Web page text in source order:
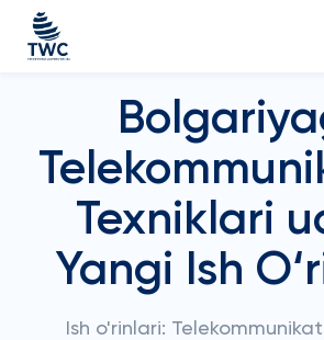
Texniklari
Yangi Ish
Ish o'rinlari: